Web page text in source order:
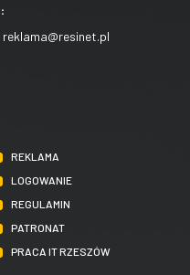
reklama@resinet.pl
REKLAMA
LOGOWANIE
REGULAMIN
PATRONAT
PRACA IT RZESZÓW